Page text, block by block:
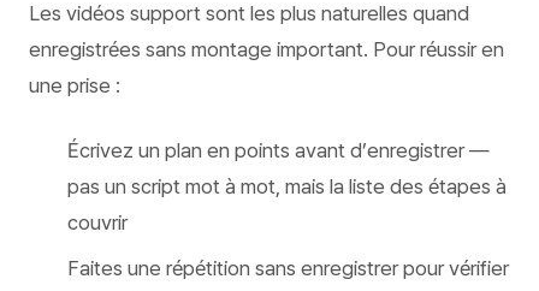
Les vidéos support sont les plus naturelles quand
enregistrées sans montage important. Pour réussir en
une prise :
Écrivez un plan en points avant d’enregistrer —
pas un script mot à mot, mais la liste des étapes à
couvrir
Faites une répétition sans enregistrer pour vérifier